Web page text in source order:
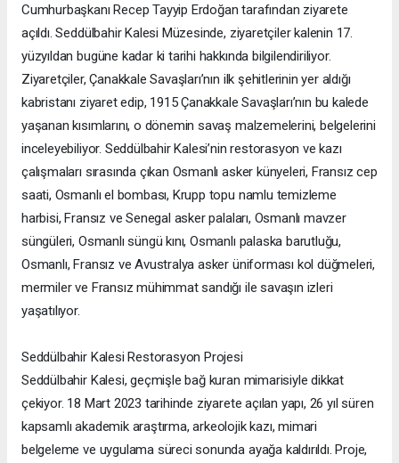
Cumhurbaşkanı Recep Tayyip Erdoğan tarafından ziyarete
açıldı. Seddülbahir Kalesi Müzesinde, ziyaretçiler kalenin 17.
yüzyıldan bugüne kadar ki tarihi hakkında bilgilendiriliyor.
Ziyaretçiler, Çanakkale Savaşları’nın ilk şehitlerinin yer aldığı
kabristanı ziyaret edip, 1915 Çanakkale Savaşları’nın bu kalede
yaşanan kısımlarını, o dönemin savaş malzemelerini, belgelerini
inceleyebiliyor. Seddülbahir Kalesi’nin restorasyon ve kazı
çalışmaları sırasında çıkan Osmanlı asker künyeleri, Fransız cep
saati, Osmanlı el bombası, Krupp topu namlu temizleme
harbisi, Fransız ve Senegal asker palaları, Osmanlı mavzer
süngüleri, Osmanlı süngü kını, Osmanlı palaska barutluğu,
Osmanlı, Fransız ve Avustralya asker üniforması kol düğmeleri,
mermiler ve Fransız mühimmat sandığı ile savaşın izleri
yaşatılıyor.
Seddülbahir Kalesi Restorasyon Projesi
Seddülbahir Kalesi, geçmişle bağ kuran mimarisiyle dikkat
çekiyor. 18 Mart 2023 tarihinde ziyarete açılan yapı, 26 yıl süren
kapsamlı akademik araştırma, arkeolojik kazı, mimari
belgeleme ve uygulama süreci sonunda ayağa kaldırıldı. Proje,